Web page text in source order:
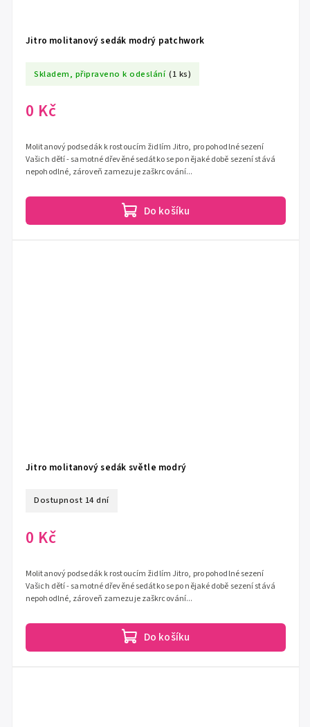
Jitro molitanový sedák modrý patchwork
Skladem, připraveno k odeslání (1 ks)
0 Kč
Do košíku
Molitanový podsedák k rostoucím židlím Jitro, pro pohodlné sezení
Vašich dětí - samotné dřevěné sedátko se po nějaké době sezení stává
nepohodlné, zároveň zamezuje zaškrcování...
Jitro molitanový sedák světle modrý
Dostupnost 14 dní
0 Kč
Do košíku
Molitanový podsedák k rostoucím židlím Jitro, pro pohodlné sezení
Vašich dětí - samotné dřevěné sedátko se po nějaké době sezení stává
nepohodlné, zároveň zamezuje zaškrcování...